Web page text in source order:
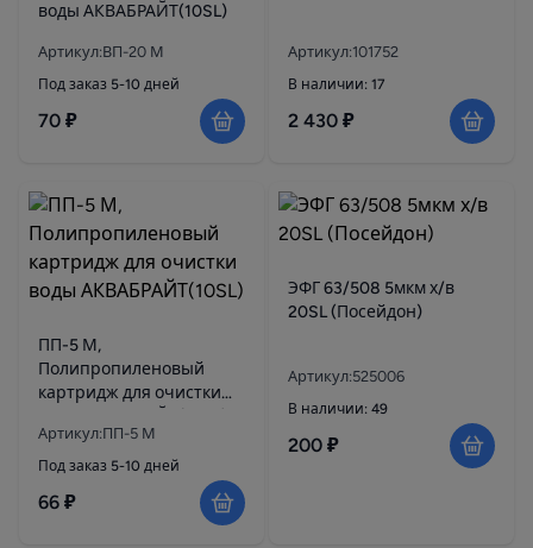
воды АКВАБРАЙТ(10SL)
Артикул:ВП-20 М
Под заказ 5-10 дней
70 ₽
Артикул:101752
В наличии: 17
2 430 ₽
ПП-5 М,
Полипропиленовый
картридж для очистки
Артикул:ПП-5 М
Под заказ 5-10 дней
66 ₽
ЭФГ 63/508 5мкм х/в
20SL (Посейдон)
Артикул:525006
В наличии: 49
200 ₽